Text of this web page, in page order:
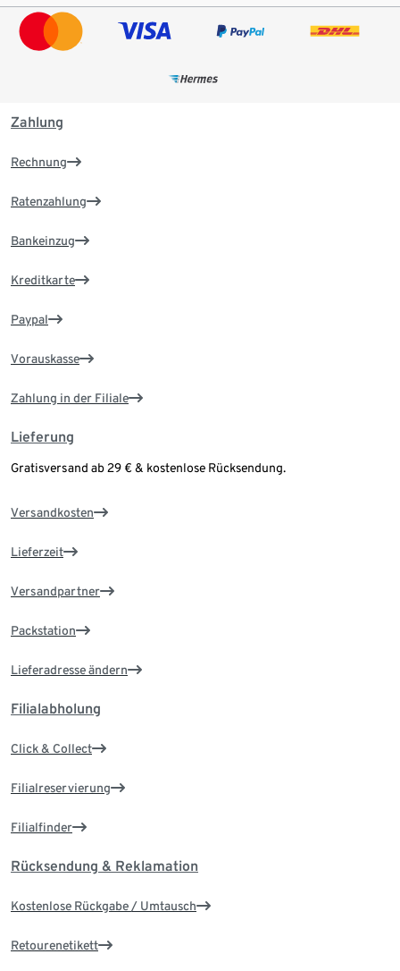
Zahlung
Rechnung
Ratenzahlung
Bankeinzug
Kreditkarte
Paypal
Vorauskasse
Zahlung in der Filiale
Lieferung
Gratisversand ab 29 € & kostenlose Rücksendung.
Versandkosten
Lieferzeit
Versandpartner
Packstation
Lieferadresse ändern
Filialabholung
Click & Collect
Filialreservierung
Filialfinder
Rücksendung & Reklamation
Kostenlose Rückgabe / Umtausch
Retourenetikett